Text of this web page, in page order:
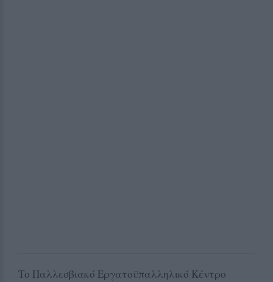
Το Παλλεσβιακό Εργατοϋπαλληλικό Κέντρο